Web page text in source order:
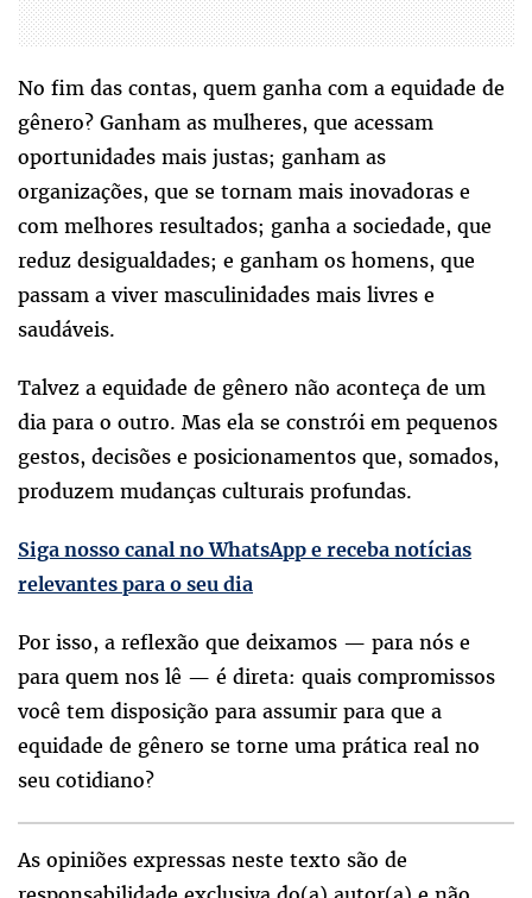
No fim das contas, quem ganha com a equidade de
gênero? Ganham as mulheres, que acessam
oportunidades mais justas; ganham as
organizações, que se tornam mais inovadoras e
com melhores resultados; ganha a sociedade, que
reduz desigualdades; e ganham os homens, que
passam a viver masculinidades mais livres e
saudáveis.
Talvez a equidade de gênero não aconteça de um
dia para o outro. Mas ela se constrói em pequenos
gestos, decisões e posicionamentos que, somados,
produzem mudanças culturais profundas.
Siga nosso canal no WhatsApp e receba notícias
relevantes para o seu dia
Por isso, a reflexão que deixamos — para nós e
para quem nos lê — é direta: quais compromissos
você tem disposição para assumir para que a
equidade de gênero se torne uma prática real no
seu cotidiano?
As opiniões expressas neste texto são de